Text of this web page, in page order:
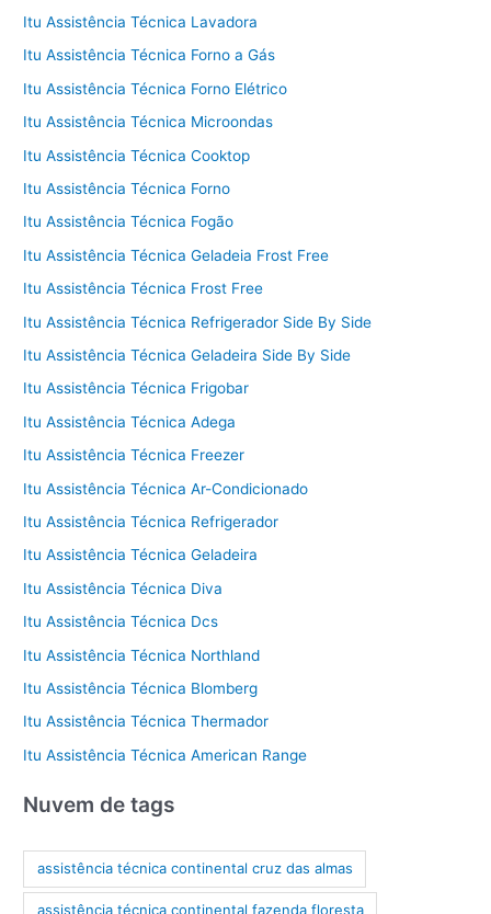
Itu Assistência Técnica Lavadora
Itu Assistência Técnica Forno a Gás
Itu Assistência Técnica Forno Elétrico
Itu Assistência Técnica Microondas
Itu Assistência Técnica Cooktop
Itu Assistência Técnica Forno
Itu Assistência Técnica Fogão
Itu Assistência Técnica Geladeia Frost Free
Itu Assistência Técnica Frost Free
Itu Assistência Técnica Refrigerador Side By Side
Itu Assistência Técnica Geladeira Side By Side
Itu Assistência Técnica Frigobar
Itu Assistência Técnica Adega
Itu Assistência Técnica Freezer
Itu Assistência Técnica Ar-Condicionado
Itu Assistência Técnica Refrigerador
Itu Assistência Técnica Geladeira
Itu Assistência Técnica Diva
Itu Assistência Técnica Dcs
Itu Assistência Técnica Northland
Itu Assistência Técnica Blomberg
Itu Assistência Técnica Thermador
Itu Assistência Técnica American Range
Nuvem de tags
assistência técnica continental cruz das almas
assistência técnica continental fazenda floresta